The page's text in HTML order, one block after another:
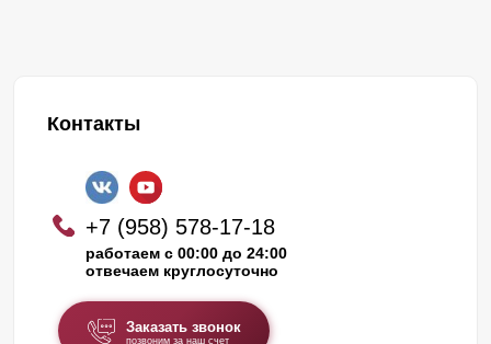
Контакты
+7 (958) 578-17-18
работаем с 00:00 до 24:00
отвечаем круглосуточно
Заказать звонок
позвоним за наш счет